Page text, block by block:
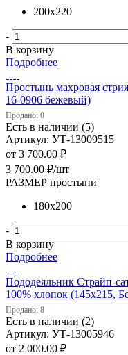
200х220
-
В корзину
Подробнее
Простынь махровая
16-0906 бежевый)
Продано: 0
Есть в наличии (5)
Артикул: УТ-13009515
от 3 700.00 ₽
3 700.00 ₽/шт
РАЗМЕР простыни
180х200
-
В корзину
Подробнее
Пододеяльник Страйп-
100% хлопок (145х215,
Продано: 8
Есть в наличии (2)
Артикул: УТ-13005946
от 2 000.00 ₽